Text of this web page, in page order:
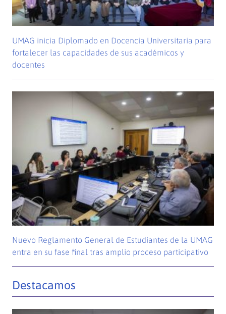
UMAG inicia Diplomado en Docencia Universitaria para
fortalecer las capacidades de sus académicos y
docentes
Nuevo Reglamento General de Estudiantes de la UMAG
entra en su fase final tras amplio proceso participativo
Destacamos